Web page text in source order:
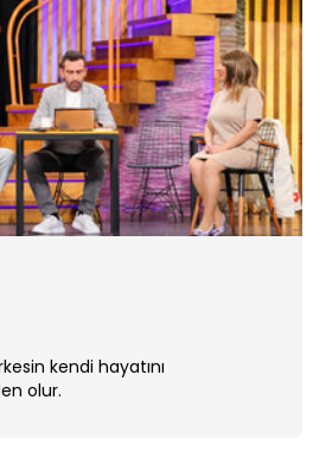
kendi hayatını
olur.